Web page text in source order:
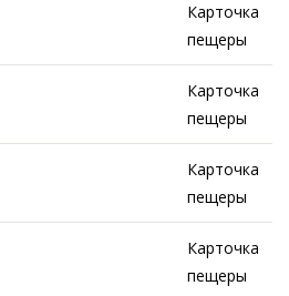
Карточка
пещеры
Карточка
пещеры
Карточка
пещеры
Карточка
пещеры